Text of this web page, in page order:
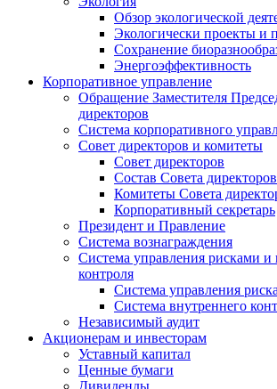
Обзор экологической
Экологически проекты и
Сохранение
Энергоэффективность
Корпоративное управление
Обращение Заместителя
директоров
Система корпоративного
Совет директоров и комитеты
Совет директоров
Состав Совета директоров
Комитеты Совета
Корпоративный секретарь
Президент и Правление
Система вознаграждения
Система управления рисками и
контроля
Система управления
Система внутреннего
Независимый аудит
Акционерам и инвесторам
Уставный капитал
Ценные бумаги
Дивиденды